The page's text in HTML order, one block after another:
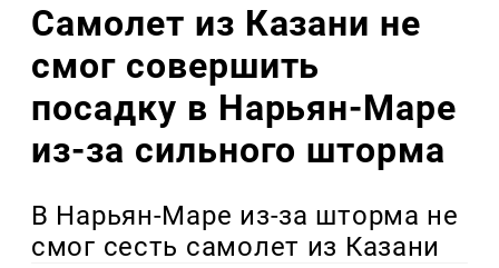
Самолет из Казани не
смог совершить
посадку в Нарьян-Маре
из-за сильного шторма
В Нарьян-Маре из-за шторма не
смог сесть самолет из Казани